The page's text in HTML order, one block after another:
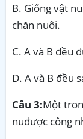
B. Giống vật
chăn nuôi.
C. A và B đều
D. A và B đều
Câu 3:Một
nuđược công